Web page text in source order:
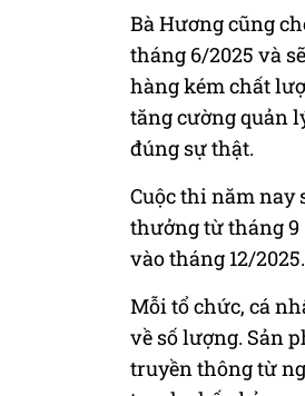
Bà Hương cũng
tháng 6/2025 và
hàng kém chất
tăng cường quản
đúng sự thật.
Cuộc thi năm nay
thưởng từ tháng 9
vào tháng 12/2025.
Mỗi tổ chức, cá
về số lượng. Sản
truyền thông từ